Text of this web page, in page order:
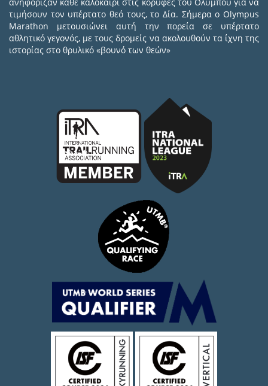
τιμήσουν τον υπέρτατο θεό τους, το Δία. Σήμερα ο Olympus
Marathon μετουσιώνει αυτή την πορεία σε υπέρτατο
αθλητικό γεγονός, με τους δρομείς να ακολουθούν τα ίχνη της
ιστορίας στο θρυλικό «βουνό των θεών»